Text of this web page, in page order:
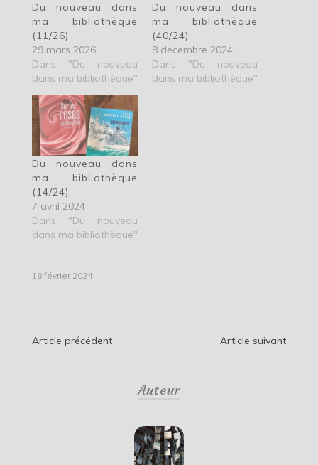
Du nouveau dans
ma bibliothèque
(11/26)
29 mars 2026
Dans "Du nouveau
dans ma bibliothèque"
Du nouveau dans
ma bibliothèque
(40/24)
8 décembre 2024
Dans "Du nouveau
dans ma bibliothèque"
Du nouveau dans
ma bibliothèque
(14/24)
7 avril 2024
Dans "Du nouveau
dans ma bibliothèque"
18 février 2024
Navigation
Article précédent Article suivant
Auteur